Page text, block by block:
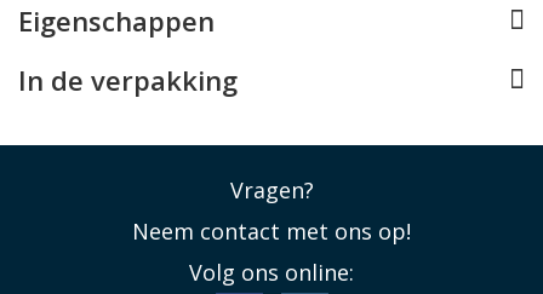
tempered glass met een hardheid van 9H. Dit betekent
staat is veel schadelijke energie de absorberen bij
Eigenschappen
In de verpakking
Vragen?
Neem contact met ons op!
Volg ons online: